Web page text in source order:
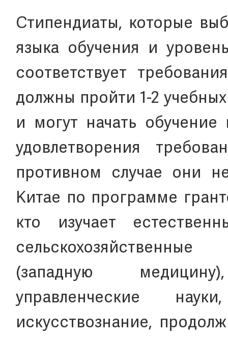
Стипендиаты, которые
языка обучения и
соответствует
должны пройти 1-2
и могут начать
удовлетворения
противном случае они
Китае по программе
кто изучает
(западную
управленческие
искусствознание,